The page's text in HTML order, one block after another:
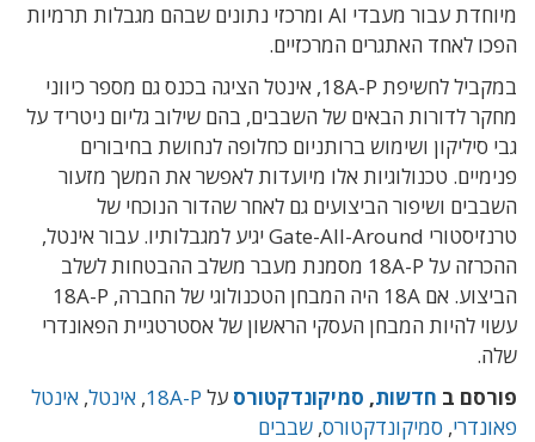
מיוחדת עבור מעבדי AI ומרכזי נתונים שבהם מגבלות תרמיות
הפכו לאחד האתגרים המרכזיים.
במקביל לחשיפת 18A-P, אינטל הציגה בכנס גם מספר כיווני
מחקר לדורות הבאים של השבבים, בהם שילוב גליום ניטריד על
גבי סיליקון ושימוש ברותניום כחלופה לנחושת בחיבורים
פנימיים. טכנולוגיות אלו מיועדות לאפשר את המשך מזעור
השבבים ושיפור הביצועים גם לאחר שהדור הנוכחי של
טרנזיסטורי Gate-All-Around יגיע למגבלותיו. עבור אינטל,
ההכרזה על 18A-P מסמנת מעבר משלב ההבטחות לשלב
הביצוע. אם 18A היה המבחן הטכנולוגי של החברה, 18A-P
עשוי להיות המבחן העסקי הראשון של אסטרטגיית הפאונדרי
שלה.
פורסם ב חדשות, סמיקונדקטורס על 18A-P
, אינטל, אינטל
פאונדרי, סמיקונדקטורס, שבבים